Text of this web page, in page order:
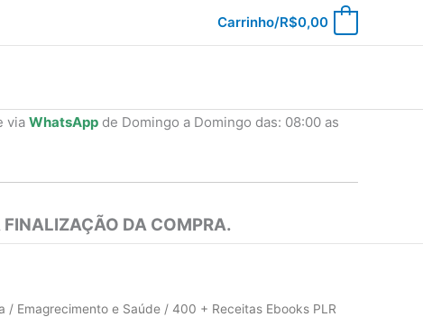
Carrinho/R$0,00
via WhatsAppde Domingo a Domingo das: 08:00 as
FINALIZAÇÃO DA COMPRA.
/ Emagrecimento e Saúde / 400 + Receitas Ebooks PLR